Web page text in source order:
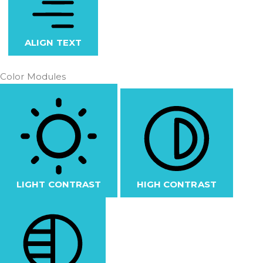
ALIGN TEXT
Color Modules
LIGHT CONTRAST HIGH CONTRAST